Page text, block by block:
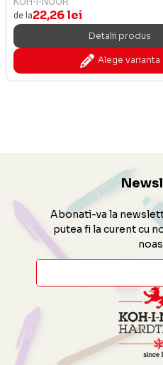
de la22,26 lei
Detalii produs
Alege varianta
Abonati-va la
putea fi la curent cu